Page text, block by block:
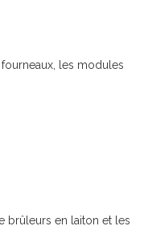
les modules
brûleurs en laiton et les